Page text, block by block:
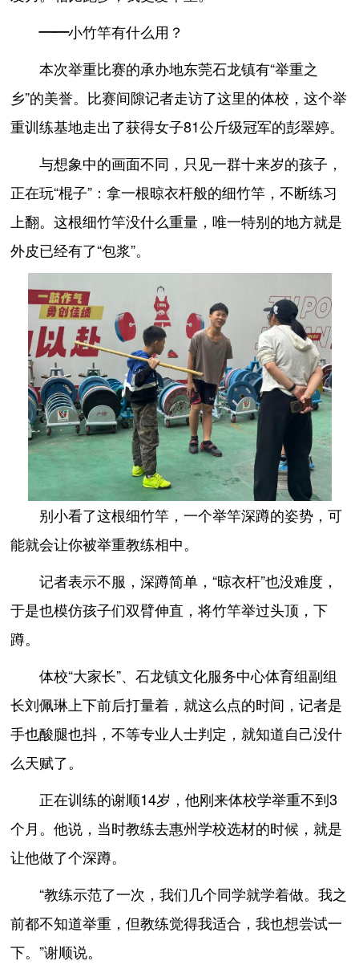
——小竹竿有什么用？
本次举重比赛的承办地东莞石龙镇有“举重之
乡”的美誉。比赛间隙记者走访了这里的体校，这个举
重训练基地走出了获得女子81公斤级冠军的彭翠婷。
与想象中的画面不同，只见一群十来岁的孩子，
正在玩“棍子”：拿一根晾衣杆般的细竹竿，不断练习
上翻。这根细竹竿没什么重量，唯一特别的地方就是
外皮已经有了“包浆”。
别小看了这根细竹竿，一个举竿深蹲的姿势，可
能就会让你被举重教练相中。
记者表示不服，深蹲简单，“晾衣杆”也没难度，
于是也模仿孩子们双臂伸直，将竹竿举过头顶，下
蹲。
体校“大家长”、石龙镇文化服务中心体育组副组
长刘佩琳上下前后打量着，就这么点的时间，记者是
手也酸腿也抖，不等专业人士判定，就知道自己没什
么天赋了。
正在训练的谢顺14岁，他刚来体校学举重不到3
个月。他说，当时教练去惠州学校选材的时候，就是
让他做了个深蹲。
“教练示范了一次，我们几个同学就学着做。我之
前都不知道举重，但教练觉得我适合，我也想尝试一
下。”谢顺说。